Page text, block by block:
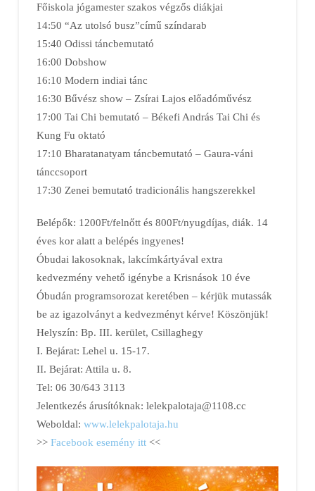
Főiskola jógamester szakos végzős diákjai
14:50 “Az utolsó busz”című színdarab
15:40 Odissi táncbemutató
16:00 Dobshow
16:10 Modern indiai tánc
16:30 Bűvész show – Zsírai Lajos előadóművész
17:00 Tai Chi bemutató – Békefi András Tai Chi és
Kung Fu oktató
17:10 Bharatanatyam táncbemutató – Gaura-váni
tánccsoport
17:30 Zenei bemutató tradicionális hangszerekkel
Belépők: 1200Ft/felnőtt és 800Ft/nyugdíjas, diák. 14
éves kor alatt a belépés ingyenes!
Óbudai lakosoknak, lakcímkártyával extra
kedvezmény vehető igénybe a Krisnások 10 éve
Óbudán programsorozat keretében – kérjük mutassák
be az igazolványt a kedvezményt kérve! Köszönjük!
Helyszín: Bp. III. kerület, Csillaghegy
I. Bejárat: Lehel u. 15-17.
II. Bejárat: Attila u. 8.
Tel: 06 30/643 3113
Jelentkezés árusítóknak: lelekpalotaja@1108.cc
Weboldal: www.lelekpalotaja.hu
>> Facebook esemény itt<<